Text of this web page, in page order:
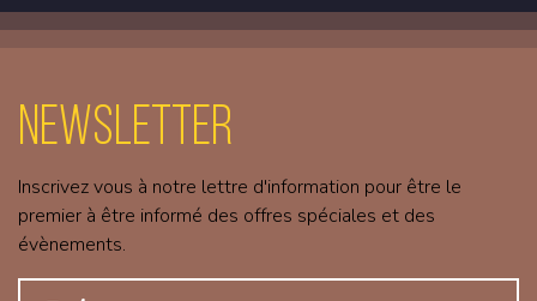
Newsletter
Inscrivez vous à notre lettre d'information pour être le
premier à être informé des offres spéciales et des
évènements.